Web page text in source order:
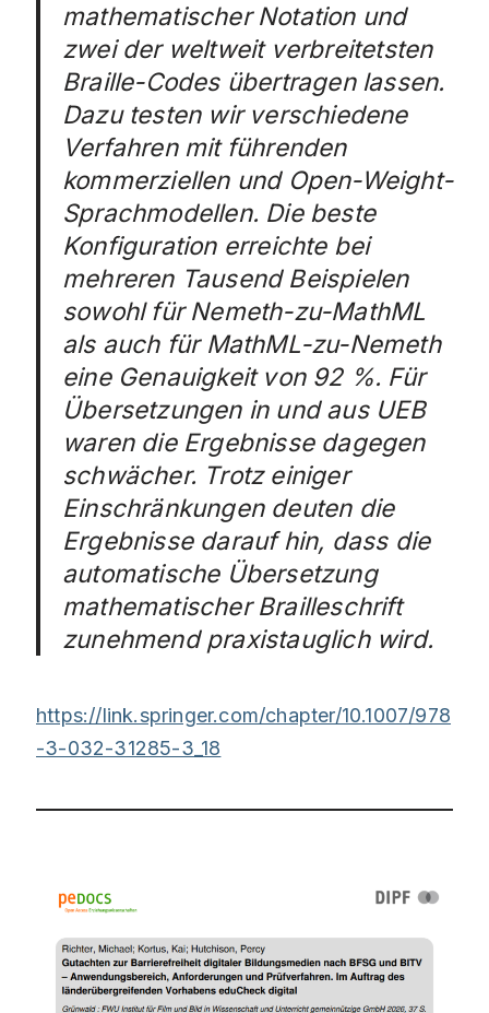
mathematischer Notation und
zwei der weltweit verbreitetsten
Braille-Codes übertragen lassen.
Dazu testen wir verschiedene
Verfahren mit führenden
kommerziellen und Open-Weight-
Sprachmodellen. Die beste
Konfiguration erreichte bei
mehreren Tausend Beispielen
sowohl für Nemeth-zu-MathML
als auch für MathML-zu-Nemeth
eine Genauigkeit von 92 %. Für
Übersetzungen in und aus UEB
waren die Ergebnisse dagegen
schwächer. Trotz einiger
Einschränkungen deuten die
Ergebnisse darauf hin, dass die
automatische Übersetzung
mathematischer Brailleschrift
zunehmend praxistauglich wird.
https://link.springer.com/chapter/10.1007/978
-3-032-31285-3_18